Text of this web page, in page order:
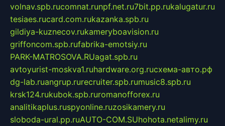
volnav.spb.rucomnat.runpf.net.ru7bit.pp.rukalugatur.ru
tesiaes.rucard.com.rukazanka.spb.ru
gildiya-kuznecov.rukameryboavision.ru
griffoncom.spb.rufabrika-emotsiy.ru
PARK-MATROSOVA.RUagat.spb.ru
avtoyurist-moskva1.ruhardware.org.ruсхема-авто.рф
dg-lab.ruangrup.rurecruiter.spb.rumusic8.spb.ru
krsk124.rukubok.spb.ruromanofforex.ru
analitikaplus.ruspyonline.ruzosikamery.ru
sloboda-ural.pp.ruAUTO-COM.SUhohota.netalimy.ru